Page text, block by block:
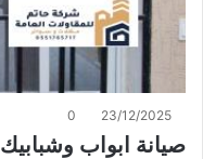
23/12/2025
0
صيانة ابواب وشبابيك 2026